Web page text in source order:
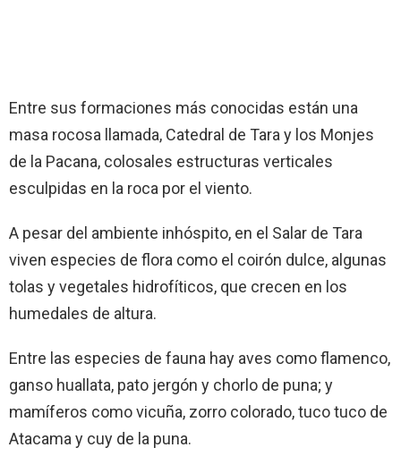
Entre sus formaciones más conocidas están una
masa rocosa llamada, Catedral de Tara y los Monjes
de la Pacana, colosales estructuras verticales
esculpidas en la roca por el viento.
A pesar del ambiente inhóspito, en el Salar de Tara
viven especies de flora como el coirón dulce, algunas
tolas y vegetales hidrofíticos, que crecen en los
humedales de altura.
Entre las especies de fauna hay aves como flamenco,
ganso huallata, pato jergón y chorlo de puna; y
mamíferos como vicuña, zorro colorado, tuco tuco de
Atacama y cuy de la puna.